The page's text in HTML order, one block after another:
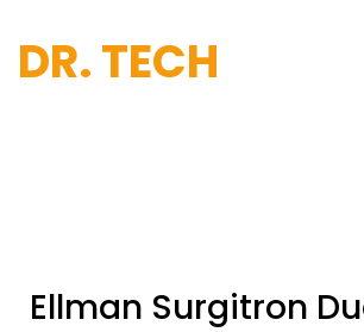
DR. TECH
Ellman Surgitron